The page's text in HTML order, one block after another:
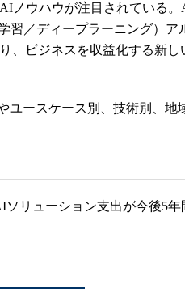
ノウハウが注目されている
習／ディープラーニング）ア
、ビジネスを収益化する新し
ースケース別、技術別、地
リューション支出が今後5年